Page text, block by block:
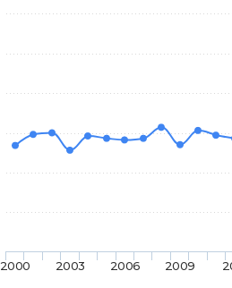
2000 2003 2006 2009